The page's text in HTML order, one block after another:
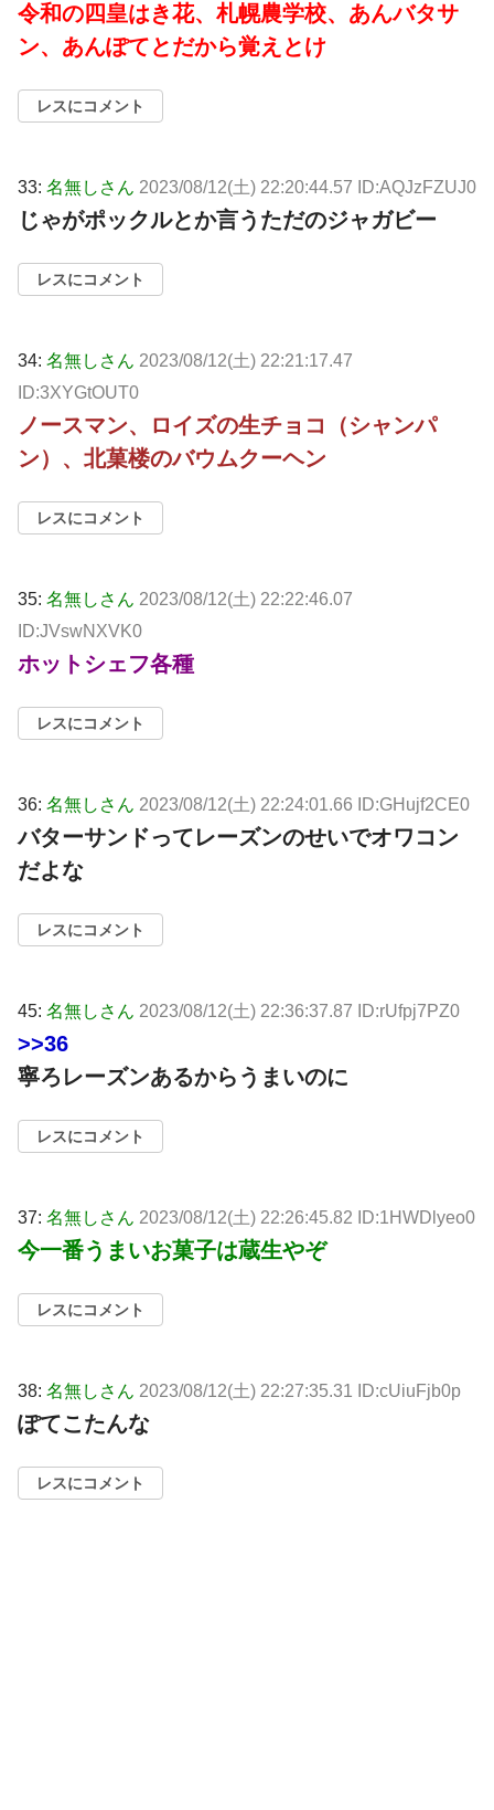
令和の四皇はき花、札幌農学校、あんバタサ
ン、あんぽてとだから覚えとけ
レスにコメント
33: 名無しさん 2023/08/12(土) 22:20:44.57 ID:AQJzFZUJ0
じゃがポックルとか言うただのジャガビー
レスにコメント
34: 名無しさん 2023/08/12(土) 22:21:17.47
ID:3XYGtOUT0
ノースマン、ロイズの生チョコ（シャンパ
ン）、北菓楼のバウムクーヘン
レスにコメント
35: 名無しさん 2023/08/12(土) 22:22:46.07
ID:JVswNXVK0
ホットシェフ各種
レスにコメント
36: 名無しさん 2023/08/12(土) 22:24:01.66 ID:GHujf2CE0
バターサンドってレーズンのせいでオワコン
だよな
レスにコメント
45: 名無しさん 2023/08/12(土) 22:36:37.87 ID:rUfpj7PZ0
>>36
寧ろレーズンあるからうまいのに
レスにコメント
37: 名無しさん 2023/08/12(土) 22:26:45.82 ID:1HWDlyeo0
今一番うまいお菓子は蔵生やぞ
レスにコメント
38: 名無しさん 2023/08/12(土) 22:27:35.31 ID:cUiuFjb0p
ぽてこたんな
レスにコメント